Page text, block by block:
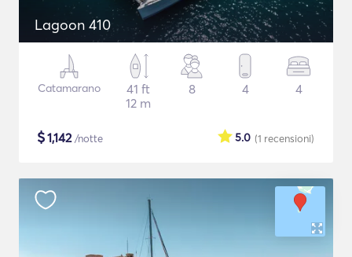
Lagoon 410
Catamarano
41 ft
12 m
8 4 4
$1,142/notte (1 recensioni)
5.0